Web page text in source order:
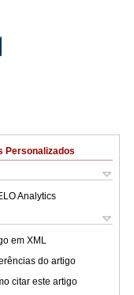
Personalizados
Analytics
em XML
do artigo
citar este artigo